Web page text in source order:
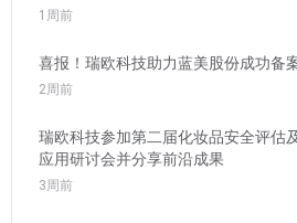
1周前
喜报！瑞欧科技助力蓝美股份成功备
2周前
瑞欧科技参加第二届化妆品安全评估
应用研讨会并分享前沿成果
3周前